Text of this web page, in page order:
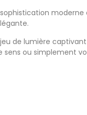
de lumière
ou simplement